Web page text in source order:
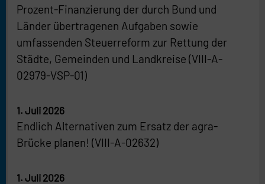
Prozent-Finanzierung der durch Bund und
Länder übertragenen Aufgaben sowie
umfassenden Steuerreform zur Rettung der
Städte, Gemeinden und Landkreise (VIII-A-
02979-VSP-01)
Endlich Alternativen zum Ersatz der agra-
Brücke planen! (VIII-A-02632)
1. Juli 2026
1. Juli 2026